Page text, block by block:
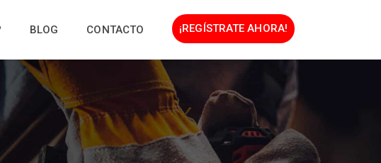
BLOG CONTACTO ¡REGÍSTRATE AHORA!